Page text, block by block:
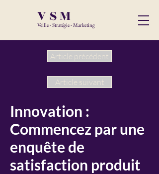
VSM
Veille - Stratégie - Marketing
Article précédent
Article suivant
Innovation :
Commencez par une
enquête de
satisfaction produit